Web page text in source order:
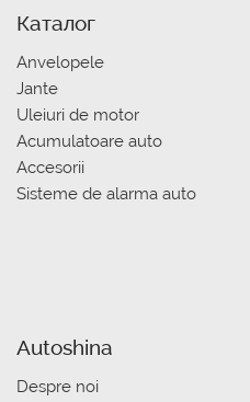
Каталог
Anvelopele
Jante
Uleiuri de motor
Acumulatoare auto
Accesorii
Sisteme de alarma auto
Autoshina
Despre noi